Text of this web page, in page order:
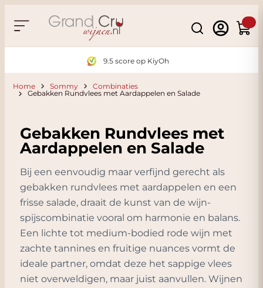
Search
9.5 score op KiyOh
Home Sommy
Combinaties
Gebakken Rundvlees met Aardappelen en Salade
Gebakken Rundvlees met
Aardappelen en Salade
Bij een eenvoudig maar verfijnd gerecht als
gebakken rundvlees met aardappelen en een
frisse salade, draait de kunst van de wijn-
spijscombinatie vooral om harmonie en balans.
Een lichte tot medium-bodied rode wijn met
zachte tannines en fruitige nuances vormt de
ideale partner, omdat deze het sappige vlees
niet overweldigen, maar juist aanvullen. Wijnen